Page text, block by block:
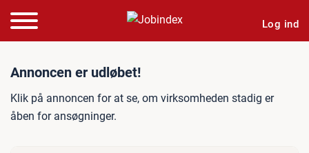
Log ind
Jobannonce: Udekørende
Annoncen er udløbet!
Klik på annoncen for at se, om virksomheden stadig er
åben for ansøgninger.